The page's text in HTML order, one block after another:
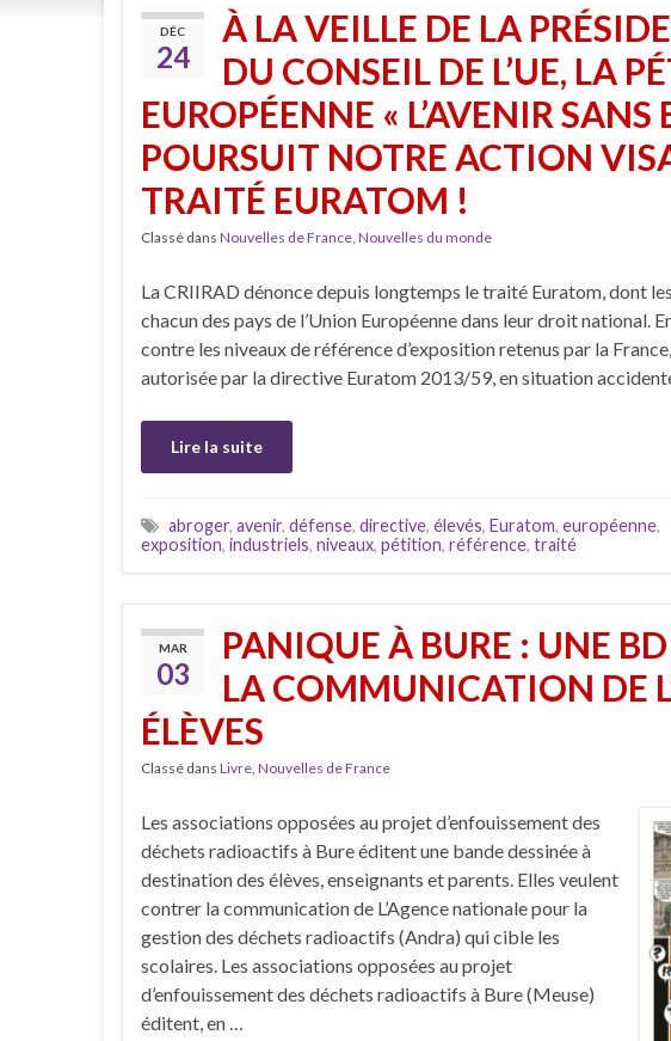
DÉC
24
À LA VEILLE DE LA
DU CONSEIL DE L’UE, LA
EUROPÉENNE « L’AVENIR
POURSUIT NOTRE ACTION
TRAITÉ EURATOM !
Classé dans Nouvelles de France, Nouvelles du monde
La CRIIRAD dénonce depuis longtemps le traité Euratom, dont
chacun des pays de l’Union Européenne dans leur droit national.
contre les niveaux de référence d’exposition retenus par la
autorisée par la directive Euratom 2013/59, en situation
Lire la suite
abroger, avenir, défense, directive, élevés, Euratom, européenne,
exposition, industriels, niveaux, pétition, référence, traité
MAR
03
PANIQUE À BURE : UNE
LA COMMUNICATION DE
ÉLÈVES
Classé dans Livre, Nouvelles de France
Les associations opposées au projet d’enfouissement des
déchets radioactifs à Bure éditent une bande dessinée à
destination des élèves, enseignants et parents. Elles veulent
contrer la communication de L’Agence nationale pour la
gestion des déchets radioactifs (Andra) qui cible les
scolaires. Les associations opposées au projet
d’enfouissement des déchets radioactifs à Bure (Meuse)
éditent, en …